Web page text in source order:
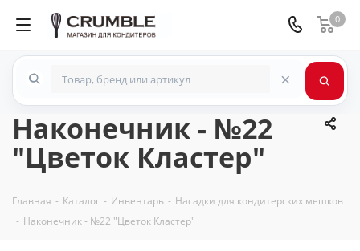
0
×
Наконечник - №22
"Цветок Кластер"
Главная - Каталог - Инвентарь - Насадки для кондитерских мешков
- Наконечник - №22 "Цветок Кластер"